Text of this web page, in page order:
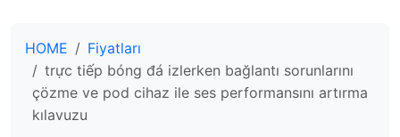
HOME
Fiyatları
trực tiếp bóng đá izlerken bağlantı sorunlarını
çözme ve pod cihaz ile ses performansını artırma
kılavuzu